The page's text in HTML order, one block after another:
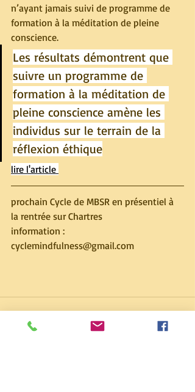
n’ayant jamais suivi de programme de
formation à la méditation de pleine
conscience.
Les résultats démontrent que
suivre un programme de
formation à la méditation de
pleine conscience amène les
individus sur le terrain de la
réflexion éthique
lire l'article
prochain Cycle de MBSR en présentiel à
la rentrée sur Chartres
information :
cyclemindfulness@gmail.com